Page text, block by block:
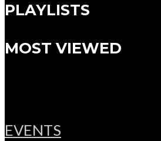
PLAYLISTS
MOST VIEWED
EVENTS